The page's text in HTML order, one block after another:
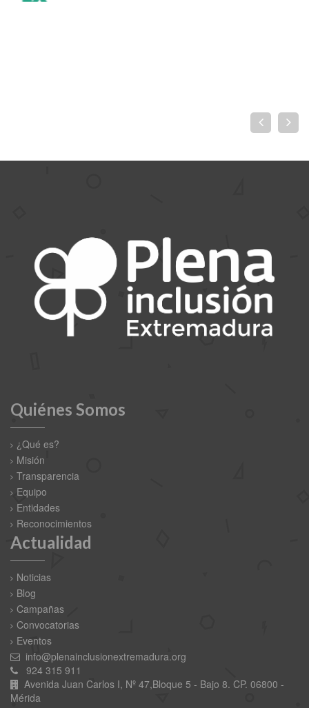
Quiénes Somos
¿Qué es?
Misión
Transparencia
Equipo
Entidades
Reconocimientos
Actualidad
Noticias
Blog
Campañas
Convocatorias
Eventos
info@plenainclusionextremadura.org
924 315 911
Avenida Juan Carlos I, Nº 47,Bloque 5 - Bajo 8. CP. 06800 -
Mérida